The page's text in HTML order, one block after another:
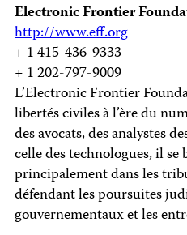
Electronic Frontier
http://www.eff.org
+ 1 415-436-9333
+ 1 202-797-9009
L’Electronic Frontier
libertés civiles à l’ère du
des avocats, des analystes
celle des technologues, il
principalement dans les
défendant les poursuites
gouvernementaux et les